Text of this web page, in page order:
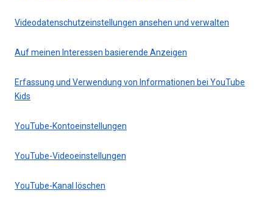
Videodatenschutzeinstellungen ansehen und verwalten
Auf meinen Interessen basierende Anzeigen
Erfassung und Verwendung von Informationen bei YouTube
Kids
YouTube-Kontoeinstellungen
YouTube-Videoeinstellungen
YouTube-Kanal löschen